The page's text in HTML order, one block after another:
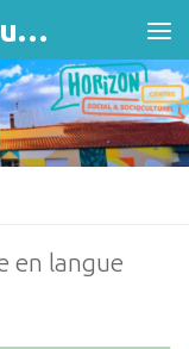
Centre Social et Socioculturel Horizon
en langue